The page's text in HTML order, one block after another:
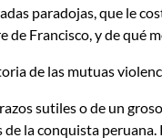
paradojas, que le
de Francisco, y de qué
de las mutuas
sutiles o de un
la conquista peruana.